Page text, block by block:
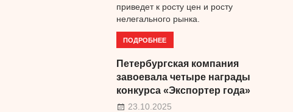
приведет к росту цен и росту
нелегального рынка.
ПОДРОБНЕЕ
Петербургская компания
завоевала четыре награды
конкурса «Экспортер года»
23.10.2025